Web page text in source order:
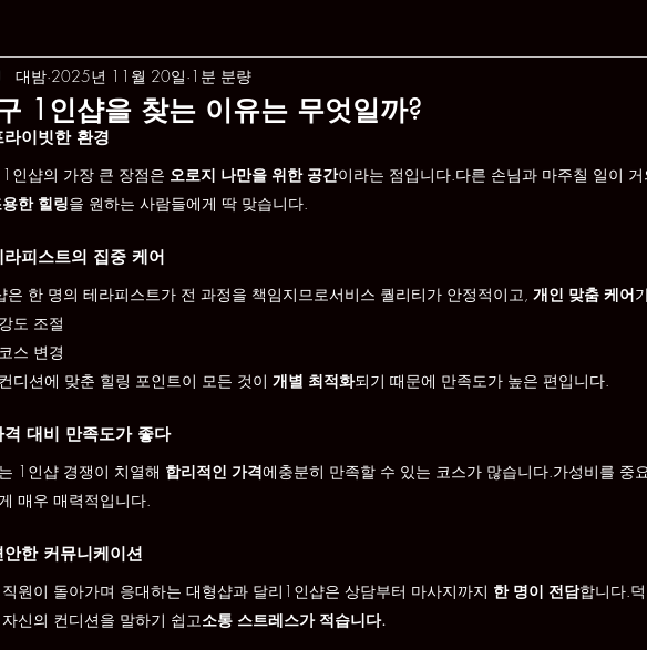
1인샵을 찾는 이유는 무엇일까?
대밤 2025년 11월 20일 1분 분량
이빗한 환경
인샵의 가장 큰 장점은 오로지 나만을 위한 공간이라는 점입니다.다른 손님과 마주칠 일이
한 힐링을 원하는 사람들에게 딱 맞습니다.
피스트의 집중 케어
은 한 명의 테라피스트가 전 과정을 책임지므로서비스 퀄리티가 안정적이고, 개인 맞춤 케어
강도 조절
코스 변경
컨디션에 맞춘 힐링 포인트이 모든 것이 개별 최적화되기 때문에 만족도가 높은 편입니다.
대비 만족도가 좋다
1인샵 경쟁이 치열해 합리적인 가격에충분히 만족할 수 있는 코스가 많습니다.가성비를 중
매우 매력적입니다.
한 커뮤니케이션
원이 돌아가며 응대하는 대형샵과 달리1인샵은 상담부터 마사지까지 한 명이 전담합니다.
신의 컨디션을 말하기 쉽고소통 스트레스가 적습니다.